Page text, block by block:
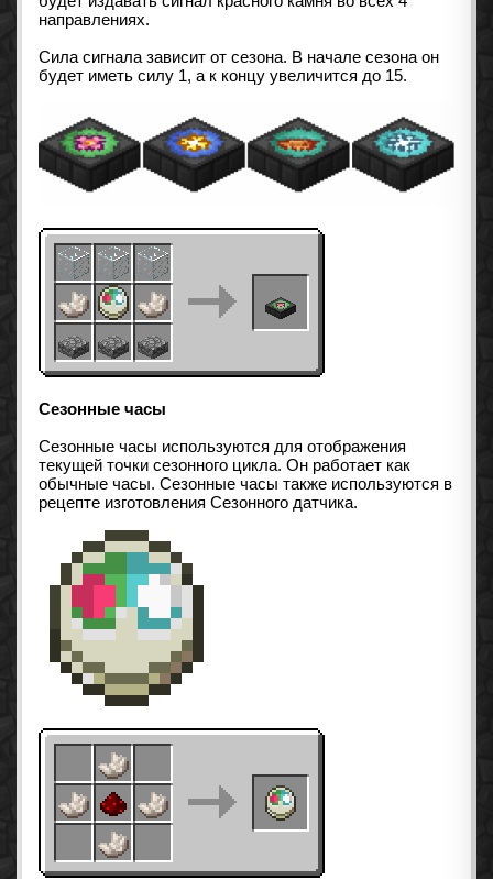
направлениях.
Сила сигнала зависит от сезона. В начале сезона он
будет иметь силу 1, а к концу увеличится до 15.
Сезонные часы
Сезонные часы используются для отображения
текущей точки сезонного цикла. Он работает как
обычные часы. Сезонные часы также используются в
рецепте изготовления Сезонного датчика.